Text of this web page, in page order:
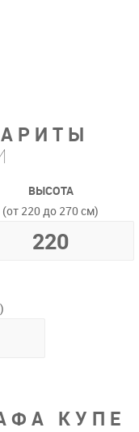
ВЫСОТА
(от 220 до 270 см)
КУПЕ